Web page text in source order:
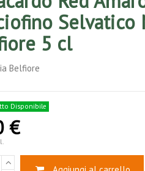
5 cl
Belfiore
Disponibile
€